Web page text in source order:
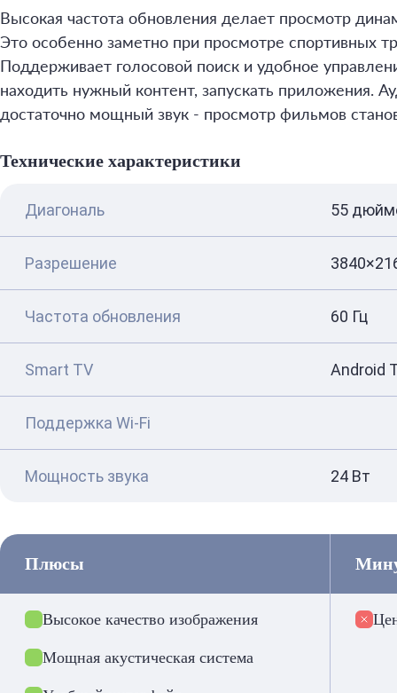
Высокая частота обновления делает просмотр
Это особенно заметно при просмотре спортивных
Поддерживает голосовой поиск и удобное
находить нужный контент, запускать приложения.
достаточно мощный звук - просмотр фильмов
Технические характеристики
Диагональ 55
Разрешение
Частота обновления 60 Гц
Smart TV Android
Поддержка Wi-Fi
Мощность звука 24 Вт
Плюсы
Высокое качество изображения
Мощная акустическая система